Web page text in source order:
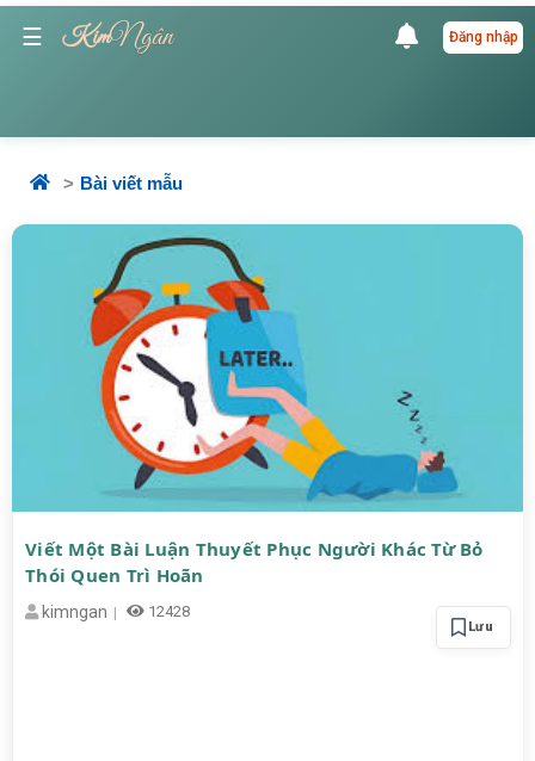
☰ KimNgân Đăng nhập
Bài viết mẫu
Viết Một Bài Luận Thuyết Phục Người Khác Từ Bỏ
Thói Quen Trì Hoãn
kimngan 12428
Lưu